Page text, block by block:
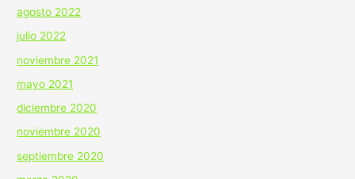
agosto 2022
julio 2022
noviembre 2021
mayo 2021
diciembre 2020
noviembre 2020
septiembre 2020